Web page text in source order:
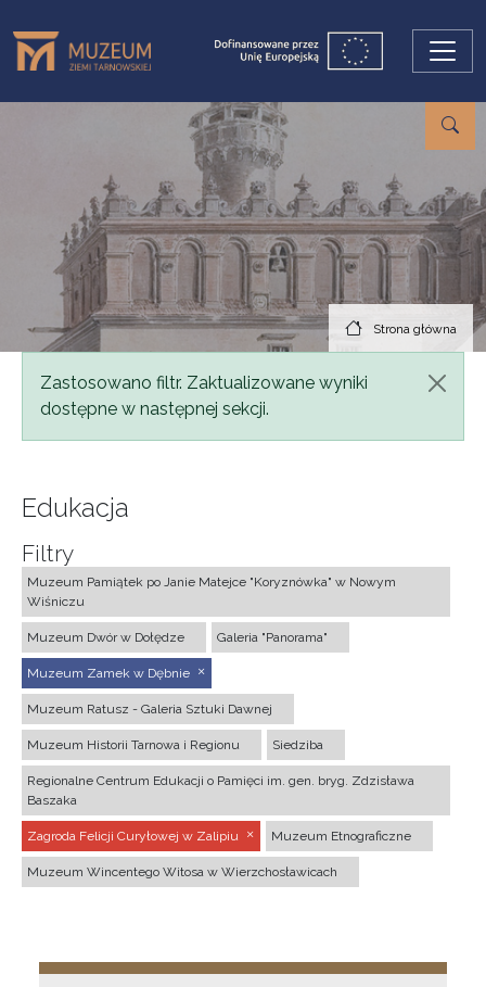
Strona główna
Komunikat
Zastosowano filtr. Zaktualizowane wyniki
dostępne w następnej sekcji.
Edukacja
Filtry
Muzeum Pamiątek po Janie Matejce "Koryznówka" w Nowym
Wiśniczu
Muzeum Dwór w Dołędze Galeria "Panorama"
Muzeum Zamek w Dębnie
Muzeum Ratusz - Galeria Sztuki Dawnej
Muzeum Historii Tarnowa i Regionu Siedziba
Regionalne Centrum Edukacji o Pamięci im. gen. bryg. Zdzisława
Baszaka
Zagroda Felicji Curyłowej w Zalipiu Muzeum Etnograficzne
Muzeum Wincentego Witosa w Wierzchosławicach